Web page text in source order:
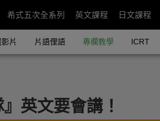
希式五次全系列 英文課程 日文課程
片 片語俚語 專欄教學 ICRT
英文要會講！